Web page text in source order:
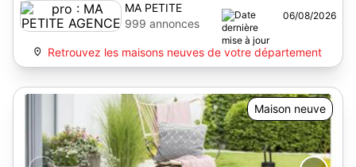
MA PETITE
AGENCE
999 annonces
06/08/2026
Retrouvez les maisons neuves de votre département
Maison neuve